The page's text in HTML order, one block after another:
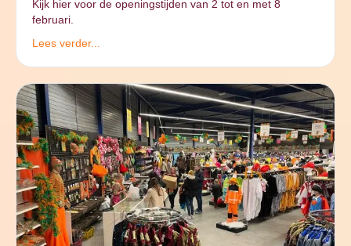
Kijk hier voor de openingstijden van 2 tot en met 8
februari.
Lees verder...